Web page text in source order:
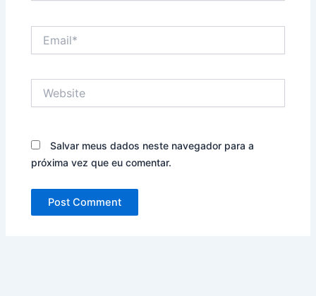
Salvar meus dados neste navegador para a
próxima vez que eu comentar.